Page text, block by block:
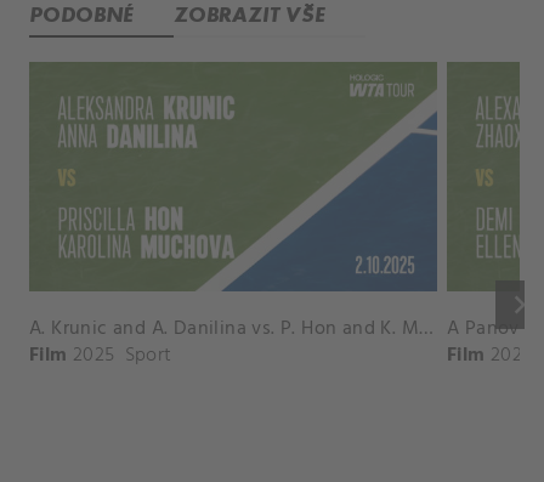
PODOBNÉ ZOBRAZIT VŠE
keyboard_arrow_right
A. Krunic and A. Danilina vs. P. Hon and K. Muchova Match Highlights - BEIJING_Capital Group Diamond ( October 02, 2025)
Film 2025 Sport Film 2026